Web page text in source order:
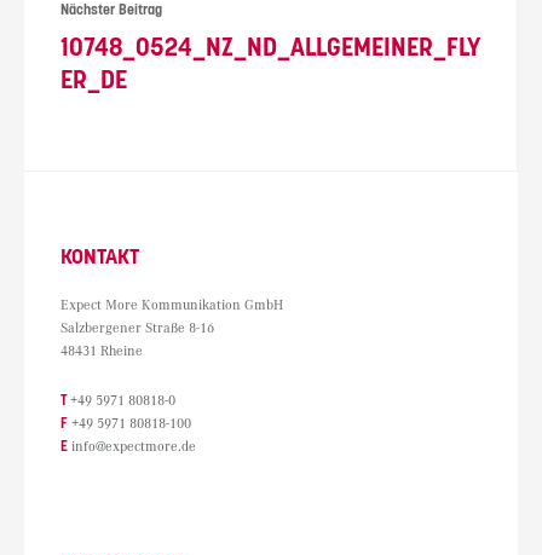
Nächster Beitrag
10748_0524_NZ_ND_ALLGEMEINER_FLY
ER_DE
KONTAKT
Expect More Kommunikation GmbH
Salzbergener Straße 8-16
48431 Rheine
T +49 5971 80818-0
F +49 5971 80818-100
E info@expectmore.de